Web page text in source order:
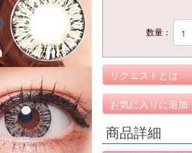
数量：
リクエストとは
お気に入りに追加
商品詳細